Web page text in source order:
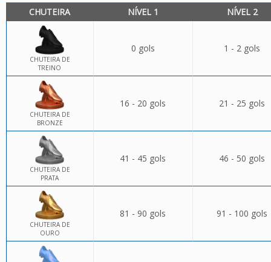
CHUTEIRA NÍVEL 1 NÍVEL 2
CHUTEIRA DE
TREINO
0 gols 1 - 2 gols
CHUTEIRA DE
BRONZE
16 - 20 gols 21 - 25 gols
CHUTEIRA DE
PRATA
41 - 45 gols 46 - 50 gols
CHUTEIRA DE
OURO
81 - 90 gols 91 - 100 gols